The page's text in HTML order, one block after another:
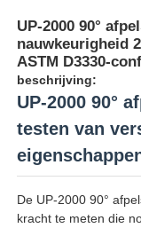
Thuis
UP-2000 90°
nauwkeurigheid
ASTM D3330-
beschrijving:
UP-2000 90°
testen van
De UP-2000 90°
kracht te meten die